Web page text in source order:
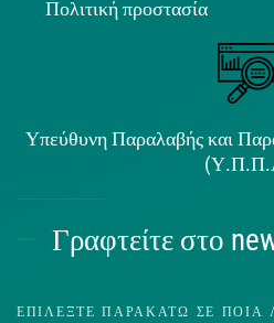
Πολιτική προστασία
Υπεύθυνη Παραλαβής και
Γραφτείτε στο
ΕΠΙΛΈΞΤΕ ΠΑΡΑΚΆΤΩ ΣΕ ΠΟΙΑ